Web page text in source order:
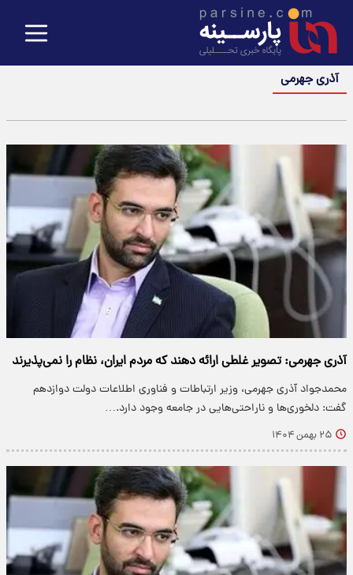
آذری جهرمی
آذری جهرمی: تصویر غلطی ارائه دهند که مردم ایران، نظام را نمی‌پذیرند
محمدجواد آذری جهرمی، وزیر ارتباطات و فناوری اطلاعات دولت دوازدهم
گفت: دلخوری‌ها و ناراحتی‌هایی در جامعه وجود دارد.…
۲۵ بهمن ۱۴۰۴